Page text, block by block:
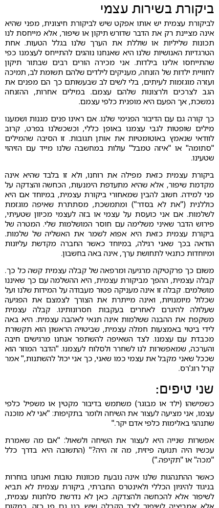
ביקורת בשירות עצמי
לביקורת עצמית יש אותו אפקט שיש לביקורת חיצונית, מפני שהיא
אינה מציינת רק את הדבר שדורש תיקון או שיפור, אלא מייחסת לנו
תכונות שליליות או שוללת את הערך שלנו בגלל הטעות. אחת
הטרגדיות האנושיות שלנו היא שאנחנו נוהגים להתייחס לעצמנו כפי
שהתייחסו אלינו בילדות. אני מכירה הורים רבים שבתור תיקון
לחוויית ילדות של הזנחה, מעניקים לילדים שלהם תשומת לב, תמיכה
ועזרה מוגזמות לעיתים, בלי לשים לב שבעשותם כך הם מפנים את
הגב לצרכים ולרצונות שלהם עצמם. במילים אחרות, ההזנחה
נמשכת, אך הפעם היא מופנית כלפי עצמם.
כך קורה גם עם הדיבור הפנימי שלנו. אם ראינו פנים מגנות ושמענו
מילים שופטות לגבי עצמנו באופן כללי, וכשכשלנו בפרט, קרוב
לוודאי שנאמץ באוטומטיות את אותן תגובות. זו הסיבה שהמילים
"סתומה" או "איזה טמבל" עולות במחשבה שלנו מייד עם הזיהוי
שטעינו.
ביקורת עצמית כזאת מפילה את רוחנו, ולא זו בלבד שהיא אינה
מקדמת שיפור, אלא שהיא מתעדפת הימנעות, הכחשה והצדקה על
פני למידה. חשוב להבין שמאחורי ביקורת עצמית, במיוחד אם היא
כוללנית ("את לא בסדר") ומתמשכת, מסתתרת שאיפה מוגזמת
לשלמות. אם אני כועסת על עצמי או בזה לעצמי מכיוון שטעיתי,
פירוש הדבר שאיני משלימה עם חוסר המושלמות שלי. המטרה של
ביקורת עצמית כזאת היא אפוא לשמר את האשליה של שלמות.
הודאה בכך שאני רגילה, במיוחד כאשר החברה מקדשת עליונות
ומיוחדות כתנאי לתחושת ערך, אינה באה בחשבון.
משום כך פרקטיקה מרגיעה ומרפאה של קבלה עצמית קשה כל כך.
קבלה עצמית, ההפך מביקורת עצמית, היא ההשלמה עם כך שאיננו
מושלמים. קבלה זו אינה מעניקה פטור מעבודה על המידות שלנו ועל
שכלול מיומנויות, ואינה מייתרת את הצורך לצמצם את הפגיעה
שעלולה להיגרם לאחרים בעקבות חסרונותינו. קבלה עצמית
משקפת את ההבנה ששלמות אינה תנאי לאהבה עצמית. היא באה
לידי ביטוי באמצעות חמלה עצמית, שביטויה הראשון הוא תקשורת
מכבדת עם עצמנו. לצד השאיפה להשתפר אנחנו מרגישים חיבה
והערכה, שמאפשרות לנו לשחרר ולסלוח לעצמנו. "הדבר המוזר הוא
שככל שאני מקבל את עצמי כמו שאני, כך אני יכול להשתנות," אמר
קרל רוג'רס.
שני טיפים:
כשמישהו (ילד או מבוגר) משתמש בדיבור מקטין או משפיל כלפי
עצמו, אני מציעה לעצור את השיחה ולומר בתקיפות: "אני לא מוכנה
שתנהגי באלימות כלפי אדם יקר."
אפשרות שנייה היא לעצור את השיחה ולשאול: "אם מה שאמרת
עכשיו היה תנועה פיזית, מה זה היה?" (התשובה היא בדרך כלל
"מכה" או "תקיפה.")
כאשר ההתנהגות שלנו אינה נובעת מכוונות טובות ואנחנו בוחרות
בניגוד להיגיון הכללי ולאינטרס החברתי, ביקורת עצמית לא תביא
לשיפור אלא להכחשה ולהצדקה. כאן לא נדרשת סלחנות עצמית,